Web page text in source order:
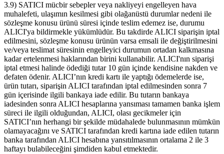
3.9) SATICI mücbir sebepler veya nakliyeyi engelleyen hava
muhalefeti, ulaşımın kesilmesi gibi olağanüstü durumlar nedeni ile
sözleşme konusu ürünü süresi içinde teslim edemez ise, durumu
ALICI'ya bildirmekle yükümlüdür. Bu takdirde ALICI siparişin iptal
edilmesini, sözleşme konusu ürünün varsa emsali ile değiştirilmesini
ve/veya teslimat süresinin engelleyici durumun ortadan kalkmasına
kadar ertelenmesi haklarından birini kullanabilir. ALICI'nın siparişi
iptal etmesi halinde ödediği tutar 10 gün içinde kendisine nakden ve
defaten ödenir. ALICI’nın kredi kartı ile yaptığı ödemelerde ise,
ürün tutarı, siparişin ALICI tarafından iptal edilmesinden sonra 7
gün içerisinde ilgili bankaya iade edilir. Bu tutarın bankaya
iadesinden sonra ALICI hesaplarına yansıması tamamen banka işlem
süreci ile ilgili olduğundan, ALICI, olası gecikmeler için
SATICI’nın herhangi bir şekilde müdahalede bulunmasının mümkün
olamayacağını ve SATICI tarafından kredi kartına iade edilen tutarın
banka tarafından ALICI hesabına yansıtılmasının ortalama 2 ile 3
haftayı bulabileceğini şimdiden kabul etmektedir.